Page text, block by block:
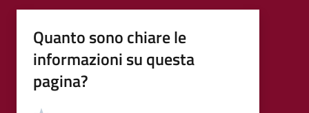
Quanto sono chiare le
informazioni su questa
pagina?